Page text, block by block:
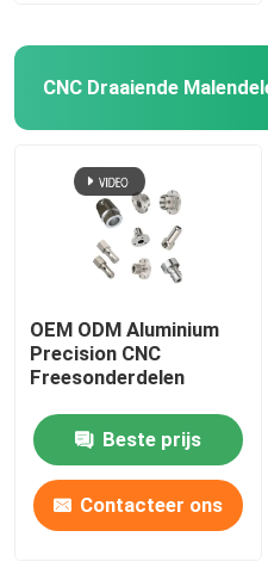
CNC Draaiende
OEM ODM Aluminium
Precision CNC
Freesonderdelen
Beste prijs
Contacteer ons